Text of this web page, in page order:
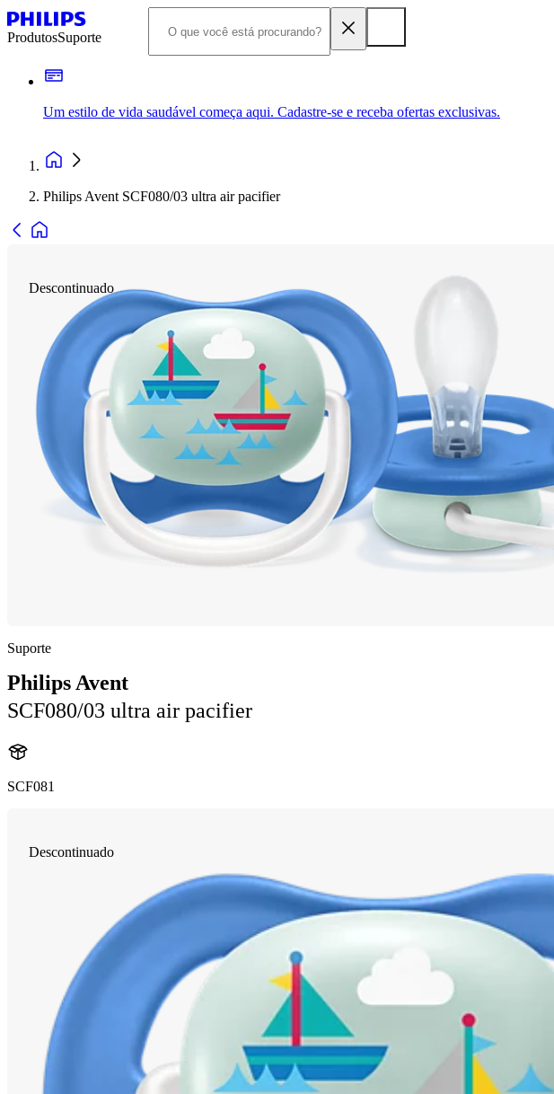
ProdutosSuporte
Um estilo de vida saudável começa aqui. Cadastre-se e receba ofertas exclusivas.
Philips Avent SCF080/03 ultra air pacifier
Descontinuado
Suporte
Philips Avent
SCF080/03 ultra air pacifier
SCF081
Descontinuado